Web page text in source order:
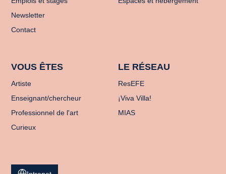
Newsletter
Contact
VOUS ÊTES
Artiste
Enseignant/chercheur
Professionnel de l'art
Curieux
LE RÉSEAU
ResEFE
¡Viva Villa!
MIAS